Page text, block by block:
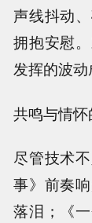
声线抖动
拥抱安慰
发挥的波动
共鸣与情
尽管技术
事》前奏
落泪；《